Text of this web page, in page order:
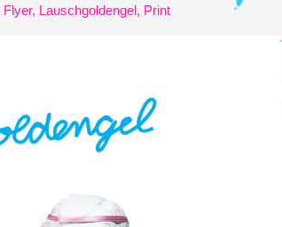
Flyer, Lauschgoldengel, Print